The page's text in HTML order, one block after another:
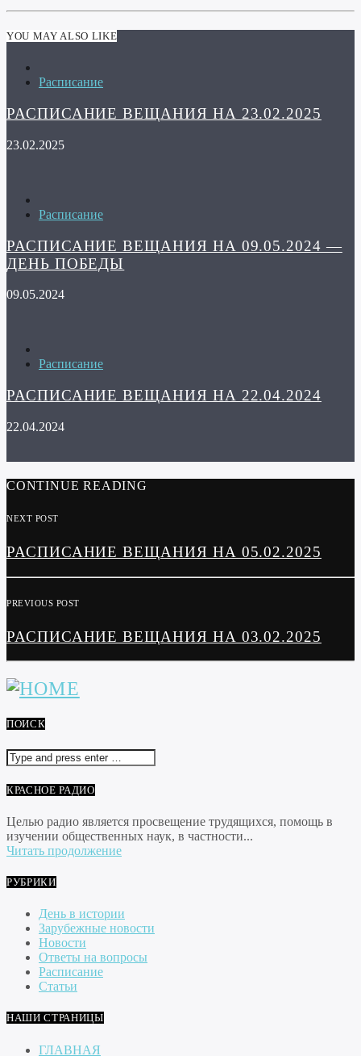
YOU MAY ALSO LIKE
Расписание
РАСПИСАНИЕ ВЕЩАНИЯ НА 23.02.2025
23.02.2025
Расписание
РАСПИСАНИЕ ВЕЩАНИЯ НА 09.05.2024 —
ДЕНЬ ПОБЕДЫ
09.05.2024
Расписание
РАСПИСАНИЕ ВЕЩАНИЯ НА 22.04.2024
22.04.2024
CONTINUE READING
NEXT POST
РАСПИСАНИЕ ВЕЩАНИЯ НА 05.02.2025
PREVIOUS POST
РАСПИСАНИЕ ВЕЩАНИЯ НА 03.02.2025
ПОИСК
КРАСНОЕ РАДИО
Целью радио является просвещение трудящихся, помощь в
изучении общественных наук, в частности...
Читать продолжение
РУБРИКИ
День в истории
Зарубежные новости
Новости
Ответы на вопросы
Расписание
Статьи
НАШИ СТРАНИЦЫ
ГЛАВНАЯ